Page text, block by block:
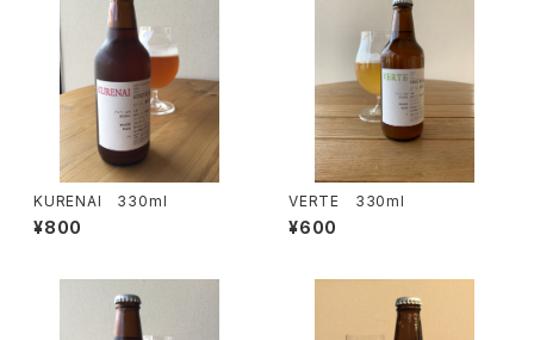
KURENAI 330ml
¥800
VERTE 330ml
¥600